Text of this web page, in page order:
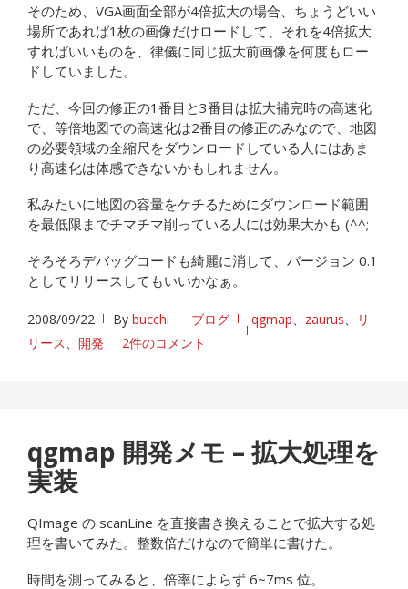
そのため、VGA画面全部が4倍拡大の場合、ちょうどいい
場所であれば1枚の画像だけロードして、それを4倍拡大
すればいいものを、律儀に同じ拡大前画像を何度もロー
ドしていました。
ただ、今回の修正の1番目と3番目は拡大補完時の高速化
で、等倍地図での高速化は2番目の修正のみなので、地図
の必要領域の全縮尺をダウンロードしている人にはあま
り高速化は体感できないかもしれません。
私みたいに地図の容量をケチるためにダウンロード範囲
を最低限までチマチマ削っている人には効果大かも (^^;
そろそろデバッグコードも綺麗に消して、バージョン 0.1
としてリリースしてもいいかなぁ。
2008/09/22 By bucchi ブログ qgmap zaurus
リ
リース
開発 2件のコメント
qgmap 開発メモ – 拡大処理を
実装
QImage の scanLine を直接書き換えることで拡大する処
理を書いてみた。整数倍だけなので簡単に書けた。
時間を測ってみると、倍率によらず 6~7ms 位。